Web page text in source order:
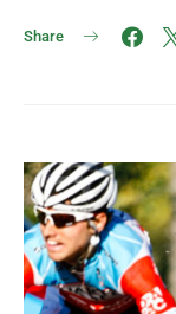
Share